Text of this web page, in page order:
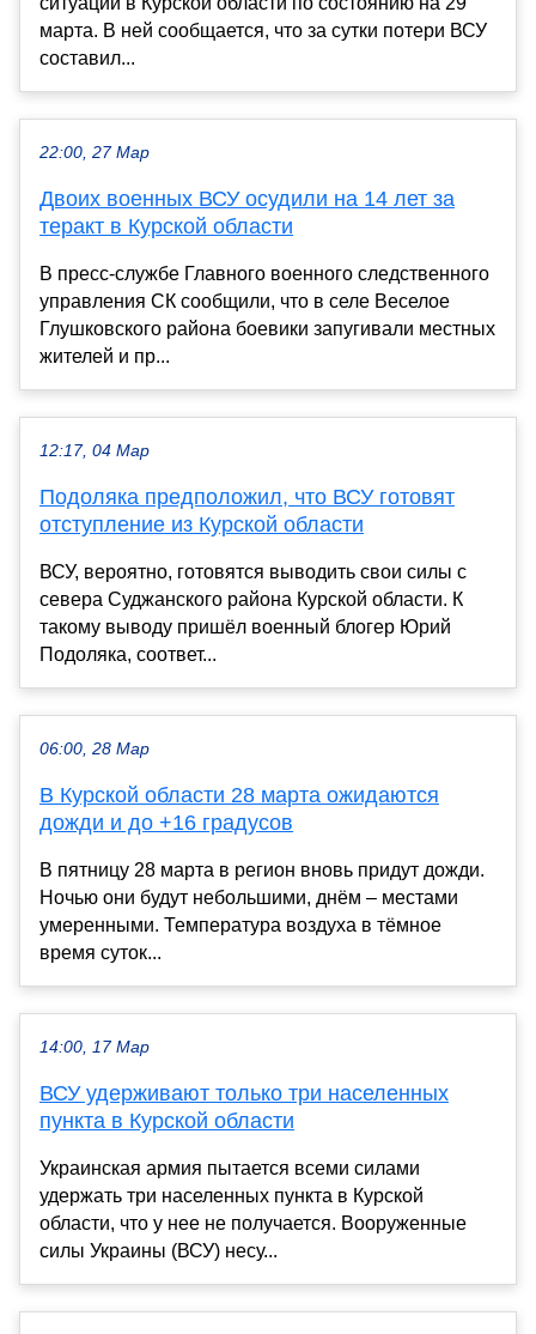
марта. В ней сообщается, что за сутки потери ВСУ
составил...
22:00, 27 Мар
Двоих военных ВСУ осудили на 14 лет за
теракт в Курской области
В пресс-службе Главного военного следственного
управления СК сообщили, что в селе Веселое
Глушковского района боевики запугивали местных
жителей и пр...
12:17, 04 Мар
Подоляка предположил, что ВСУ готовят
отступление из Курской области
ВСУ, вероятно, готовятся выводить свои силы с
севера Суджанского района Курской области. К
такому выводу пришёл военный блогер Юрий
Подоляка, соответ...
06:00, 28 Мар
В Курской области 28 марта ожидаются
дожди и до +16 градусов
В пятницу 28 марта в регион вновь придут дожди.
Ночью они будут небольшими, днём – местами
умеренными. Температура воздуха в тёмное
время суток...
14:00, 17 Мар
ВСУ удерживают только три населенных
пункта в Курской области
Украинская армия пытается всеми силами
удержать три населенных пункта в Курской
области, что у нее не получается. Вооруженные
силы Украины (ВСУ) несу...